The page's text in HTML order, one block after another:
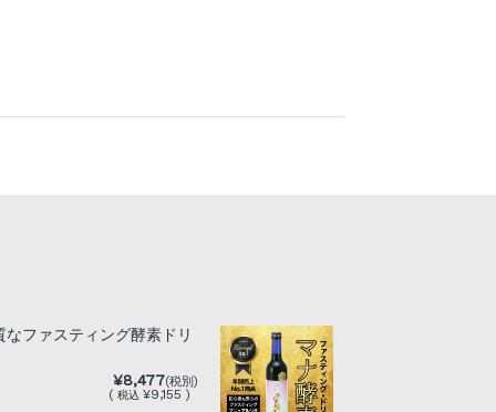
ファスティング酵素ドリ
¥8,477(税別)
( 税込 ¥9,155 )